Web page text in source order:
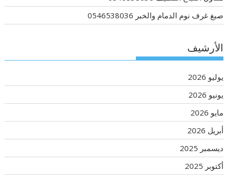
صبغ غرف نوم الدمام والخبر 0546538036
الأرشيف
يوليو 2026
يونيو 2026
مايو 2026
أبريل 2026
ديسمبر 2025
أكتوبر 2025